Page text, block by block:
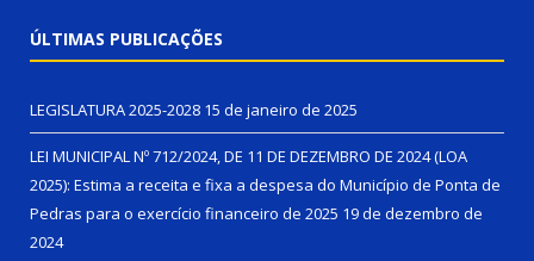
ÚLTIMAS PUBLICAÇÕES
LEGISLATURA 2025-2028 15 de janeiro de 2025
LEI MUNICIPAL Nº 712/2024, DE 11 DE DEZEMBRO DE 2024 (LOA
2025): Estima a receita e fixa a despesa do Município de Ponta de
Pedras para o exercício financeiro de 2025 19 de dezembro de
2024